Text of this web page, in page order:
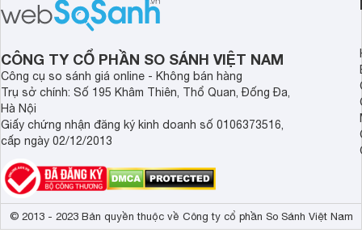
CÔNG TY CỔ PHẦN SO SÁNH VIỆT NAM
Công cụ so sánh giá online - Không bán hàng
Trụ sở chính: Số 195 Khâm Thiên, Thổ Quan, Đống Đa,
Hà Nội
Giấy chứng nhận đăng ký kinh doanh số 0106373516,
cấp ngày 02/12/2013
© 2013 - 2023 Bản quyền thuộc về Công ty cổ phần So Sánh Việt Nam